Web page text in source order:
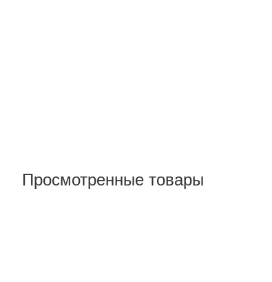
Просмотренные товары